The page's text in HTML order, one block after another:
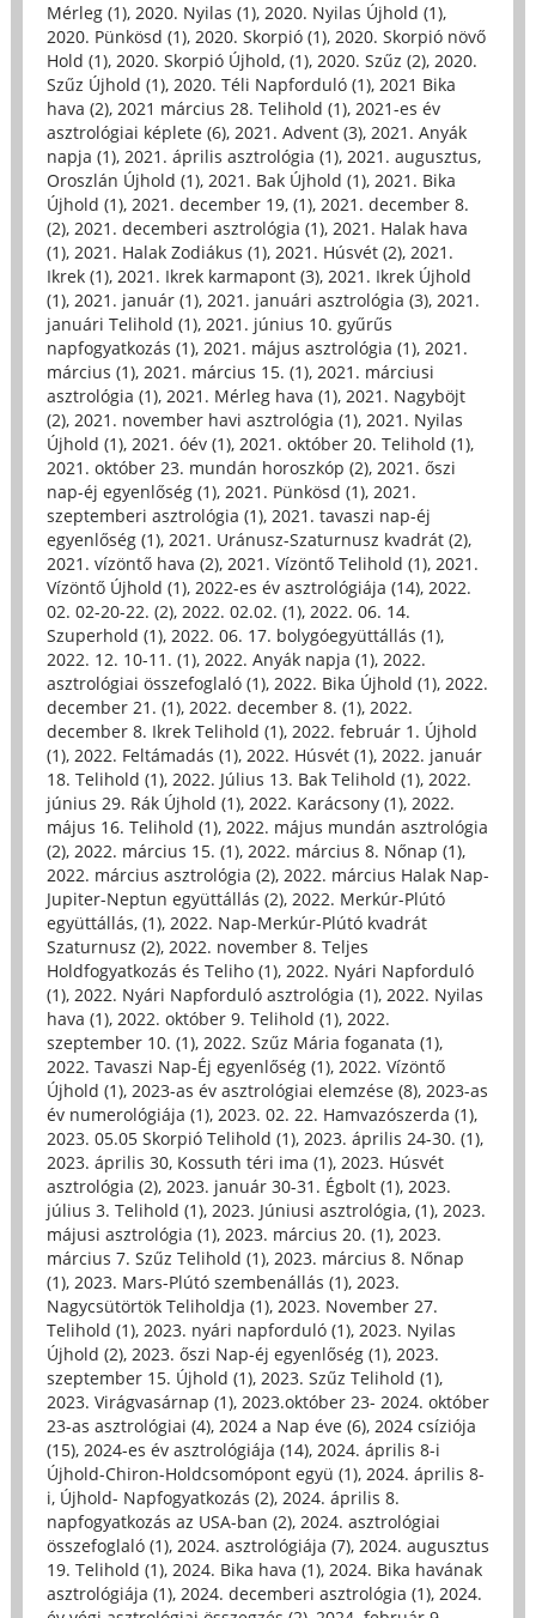
Mérleg (1), 2020. Nyilas (1), 2020. Nyilas Újhold (1),
2020. Pünkösd (1), 2020. Skorpió (1), 2020. Skorpió növő
Hold (1), 2020. Skorpió Újhold, (1), 2020. Szűz (2), 2020.
Szűz Újhold (1), 2020. Téli Napforduló (1), 2021 Bika
hava (2), 2021 március 28. Telihold (1), 2021-es év
asztrológiai képlete (6), 2021. Advent (3), 2021. Anyák
napja (1), 2021. április asztrológia (1), 2021. augusztus,
Oroszlán Újhold (1), 2021. Bak Újhold (1), 2021. Bika
Újhold (1), 2021. december 19, (1), 2021. december 8.
(2), 2021. decemberi asztrológia (1), 2021. Halak hava
(1), 2021. Halak Zodiákus (1), 2021. Húsvét (2), 2021.
Ikrek (1), 2021. Ikrek karmapont (3), 2021. Ikrek Újhold
(1), 2021. január (1), 2021. januári asztrológia (3), 2021.
januári Telihold (1), 2021. június 10. gyűrűs
napfogyatkozás (1), 2021. május asztrológia (1), 2021.
március (1), 2021. március 15. (1), 2021. márciusi
asztrológia (1), 2021. Mérleg hava (1), 2021. Nagyböjt
(2), 2021. november havi asztrológia (1), 2021. Nyilas
Újhold (1), 2021. óév (1), 2021. október 20. Telihold (1),
2021. október 23. mundán horoszkóp (2), 2021. őszi
nap-éj egyenlőség (1), 2021. Pünkösd (1), 2021.
szeptemberi asztrológia (1), 2021. tavaszi nap-éj
egyenlőség (1), 2021. Uránusz-Szaturnusz kvadrát (2),
2021. vízöntő hava (2), 2021. Vízöntő Telihold (1), 2021.
Vízöntő Újhold (1), 2022-es év asztrológiája (14), 2022.
02. 02-20-22. (2), 2022. 02.02. (1), 2022. 06. 14.
Szuperhold (1), 2022. 06. 17. bolygóegyüttállás (1),
2022. 12. 10-11. (1), 2022. Anyák napja (1), 2022.
asztrológiai összefoglaló (1), 2022. Bika Újhold (1), 2022.
december 21. (1), 2022. december 8. (1), 2022.
december 8. Ikrek Telihold (1), 2022. február 1. Újhold
(1), 2022. Feltámadás (1), 2022. Húsvét (1), 2022. január
18. Telihold (1), 2022. Július 13. Bak Telihold (1), 2022.
június 29. Rák Újhold (1), 2022. Karácsony (1), 2022.
május 16. Telihold (1), 2022. május mundán asztrológia
(2), 2022. március 15. (1), 2022. március 8. Nőnap (1),
2022. március asztrológia (2), 2022. március Halak Nap-
Jupiter-Neptun együttállás (2), 2022. Merkúr-Plútó
együttállás, (1), 2022. Nap-Merkúr-Plútó kvadrát
Szaturnusz (2), 2022. november 8. Teljes
Holdfogyatkozás és Teliho (1), 2022. Nyári Napforduló
(1), 2022. Nyári Napforduló asztrológia (1), 2022. Nyilas
hava (1), 2022. október 9. Telihold (1), 2022.
szeptember 10. (1), 2022. Szűz Mária foganata (1),
2022. Tavaszi Nap-Éj egyenlőség (1), 2022. Vízöntő
Újhold (1), 2023-as év asztrológiai elemzése (8), 2023-as
év numerológiája (1), 2023. 02. 22. Hamvazószerda (1),
2023. 05.05 Skorpió Telihold (1), 2023. április 24-30. (1),
2023. április 30, Kossuth téri ima (1), 2023. Húsvét
asztrológia (2), 2023. január 30-31. Égbolt (1), 2023.
július 3. Telihold (1), 2023. Júniusi asztrológia, (1), 2023.
májusi asztrológia (1), 2023. március 20. (1), 2023.
március 7. Szűz Telihold (1), 2023. március 8. Nőnap
(1), 2023. Mars-Plútó szembenállás (1), 2023.
Nagycsütörtök Teliholdja (1), 2023. November 27.
Telihold (1), 2023. nyári napforduló (1), 2023. Nyilas
Újhold (2), 2023. őszi Nap-éj egyenlőség (1), 2023.
szeptember 15. Újhold (1), 2023. Szűz Telihold (1),
2023. Virágvasárnap (1), 2023.október 23- 2024. október
23-as asztrológiai (4), 2024 a Nap éve (6), 2024 csíziója
(15), 2024-es év asztrológiája (14), 2024. április 8-i
Újhold-Chiron-Holdcsomópont együ (1), 2024. április 8-
i, Újhold- Napfogyatkozás (2), 2024. április 8.
napfogyatkozás az USA-ban (2), 2024. asztrológiai
összefoglaló (1), 2024. asztrológiája (7), 2024. augusztus
19. Telihold (1), 2024. Bika hava (1), 2024. Bika havának
asztrológiája (1), 2024. decemberi asztrológia (1), 2024.